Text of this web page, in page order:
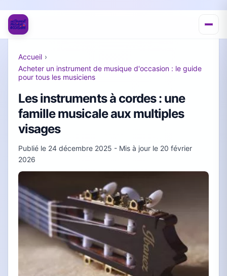
Accueil ›
Acheter un instrument de musique d'occasion : le guide
pour tous les musiciens
Les instruments à cordes : une
famille musicale aux multiples
visages
Publié le 24 décembre 2025 - Mis à jour le 20 février
2026